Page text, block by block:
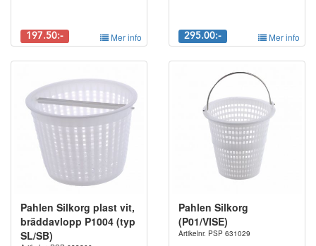
197.50:- Mer info 295.00:- Mer info
Pahlen Silkorg plast vit,
bräddavlopp P1004 (typ
SL/SB)
Pahlen Silkorg
(P01/VISE)
Artikelnr. PSP 631029